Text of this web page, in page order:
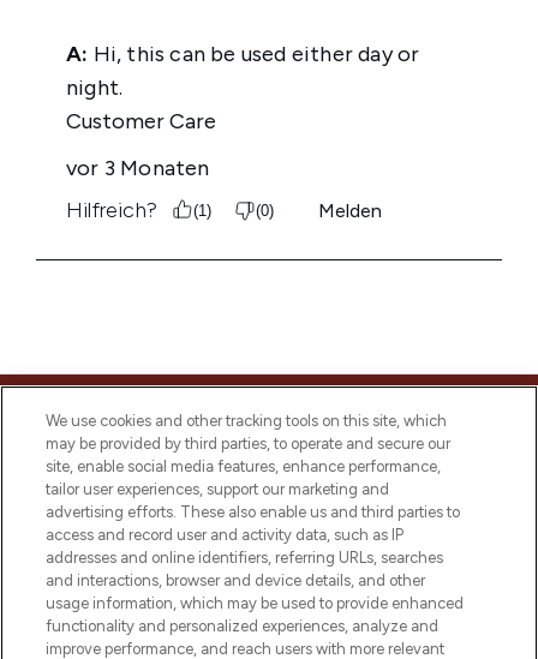
MELDE DICH FÜR UNSEREN NEWSLETTER AN
ANMELDEN
We use cookies and other tracking tools on this site, which
may be provided by third parties, to operate and secure our
site, enable social media features, enhance performance,
tailor user experiences, support our marketing and
advertising efforts. These also enable us and third parties to
access and record user and activity data, such as IP
addresses and online identifiers, referring URLs, searches
and interactions, browser and device details, and other
usage information, which may be used to provide enhanced
functionality and personalized experiences, analyze and
improve performance, and reach users with more relevant